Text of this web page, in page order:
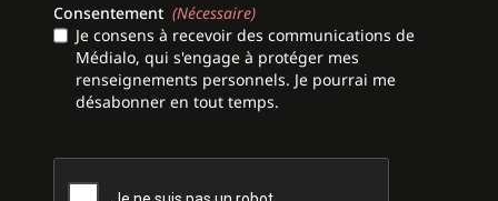
Consentement (Nécessaire)
Je consens à recevoir des communications de
Médialo, qui s'engage à protéger mes
renseignements personnels. Je pourrai me
désabonner en tout temps.
CAPTCHA